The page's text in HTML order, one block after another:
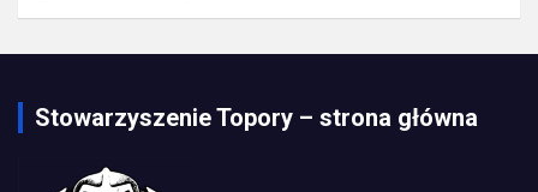
Stowarzyszenie Topory – strona główna